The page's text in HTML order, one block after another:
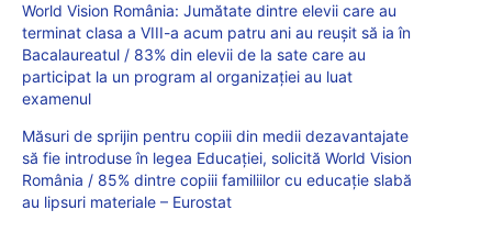
World Vision România: Jumătate dintre elevii care au
terminat clasa a VIII-a acum patru ani au reușit să ia în
Bacalaureatul / 83% din elevii de la sate care au
participat la un program al organizației au luat
examenul
Măsuri de sprijin pentru copiii din medii dezavantajate
să fie introduse în legea Educației, solicită World Vision
România / 85% dintre copiii familiilor cu educație slabă
au lipsuri materiale – Eurostat